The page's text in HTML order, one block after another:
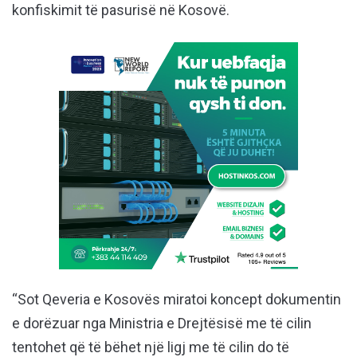
konfiskimit të pasurisë në Kosovë.
“Sot Qeveria e Kosovës miratoi koncept dokumentin
e dorëzuar nga Ministria e Drejtësisë me të cilin
tentohet që të bëhet një ligj me të cilin do të